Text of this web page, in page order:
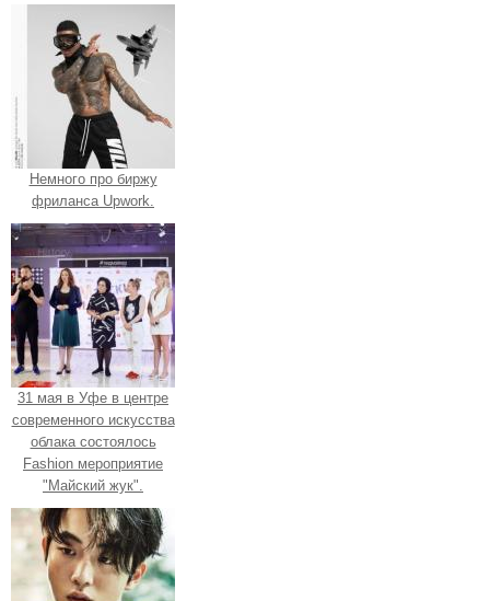
Немного про биржу
фриланса Upwork.
31 мая в Уфе в центре
современного искусства
облака состоялось
Fashion мероприятие
"Майский жук".